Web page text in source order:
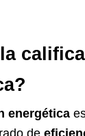
energética
de